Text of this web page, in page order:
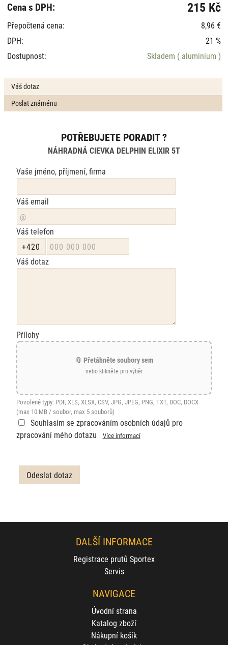
Cena s DPH: 215 Kč
Přepočtená cena:
8,96 €
DPH:
21 %
Dostupnost:
Skladem ( aluminium )
Váš dotaz
Poslat známénu
POTŘEBUJETE PORADIT ?
NÁHRADNÁ CIEVKA DELPHIN ELIXIR 5T
Vaše jméno, příjmení, firma
Váš email
Váš telefon
Váš dotaz
Přílohy
📎 Přetáhněte soubory sem
nebo klikněte pro výběr
Povolené typy: PDF, XLS, XLSX, CSV, JPG, JPEG, PNG, TXT, DOC, DOCX
(max 10 MB / soubor, max 5 souborů)
Souhlasím se zpracováním osobních údajů pro
zpracování mého dotazu
Více informací
DALŠÍ INFORMACE
Registrace prutů Sportex
Servis
NAVIGACE
Úvodní strana
Katalog zboží
Nákupní košík